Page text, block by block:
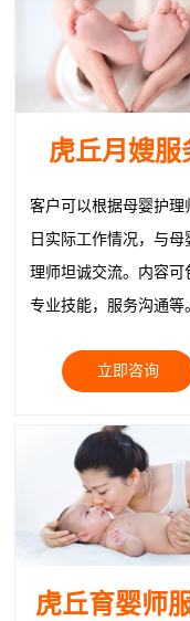
虎丘月嫂服
客户可以根据母婴护理
日实际工作情况，与母
理师坦诚交流。内容可
专业技能，服务沟通等
立即咨询
虎丘育婴师